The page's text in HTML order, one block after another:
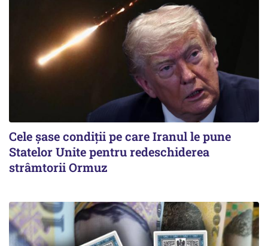
Cele șase condiții pe care Iranul le pune
Statelor Unite pentru redeschiderea
strâmtorii Ormuz